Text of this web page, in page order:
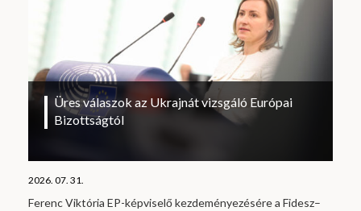
Üres válaszok az Ukrajnát vizsgáló Európai
Bizottságtól
2026. 07. 31.
Ferenc Viktória EP-képviselő kezdeményezésére a Fidesz–